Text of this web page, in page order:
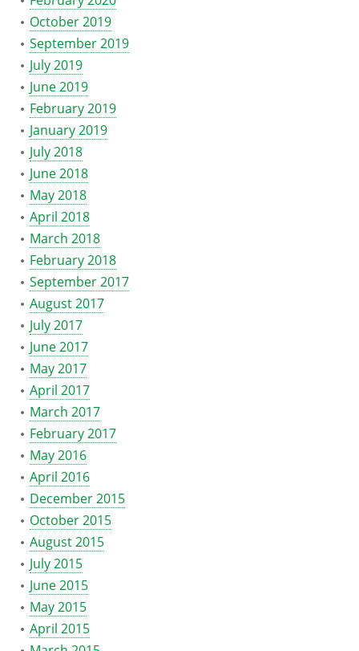
October 2019
September 2019
July 2019
June 2019
February 2019
January 2019
July 2018
June 2018
May 2018
April 2018
March 2018
February 2018
September 2017
August 2017
July 2017
June 2017
May 2017
April 2017
March 2017
February 2017
May 2016
April 2016
December 2015
October 2015
August 2015
July 2015
June 2015
May 2015
April 2015